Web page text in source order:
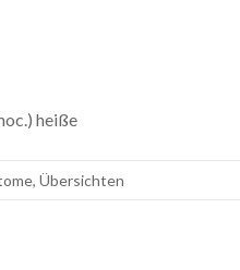
heiße
, Übersichten